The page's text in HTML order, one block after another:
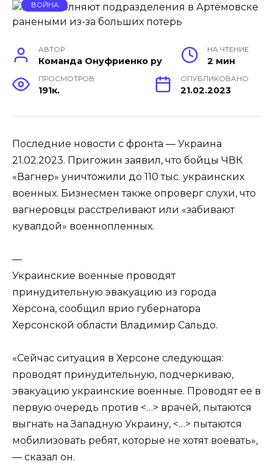
ВОЙНА
АВТОР
Команда Онуфриенко ру
НА ЧТЕНИЕ
2 мин
ПРОСМОТРОВ
191к.
ОПУБЛИКОВАНО
21.02.2023
Последние новости с фронта — Украина
21.02.2023. Пригожин заявил, что бойцы ЧВК
«Вагнер» уничтожили до 110 тыс. украинских
военных. Бизнесмен также опроверг слухи, что
вагнеровцы расстреливают или «забивают
кувалдой» военнопленных.
—
Украинские военные проводят
принудительную эвакуацию из города
Херсона, сообщил врио губернатора
Херсонской области Владимир Сальдо.
«Сейчас ситуация в Херсоне следующая:
проводят принудительную, подчеркиваю,
эвакуацию украинские военные. Проводят ее в
первую очередь против <…> врачей, пытаются
выгнать на Западную Украину, <…> пытаются
мобилизовать ребят, которые не хотят воевать»,
— сказал он.